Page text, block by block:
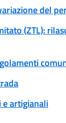
del
(ZTL):
e artigianali